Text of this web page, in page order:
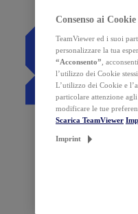
Consenso ai Cookie
TeamViewer ed i suoi
personalizzare la tua
“Acconsento” ,
l’utilizzo dei Cookie
L’utilizzo dei Cookie e
particolare attenzione
modificare le tue
Scarica TeamViewer
Imprint